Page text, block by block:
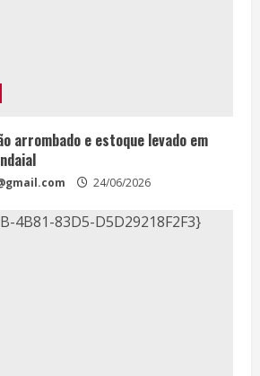
arrombado e estoque levado em
24/06/2026